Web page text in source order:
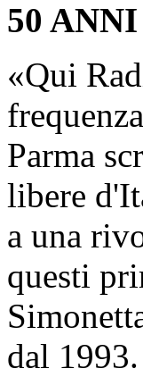
50
«Qui
Parma
libere
a una
questi
dal 1993.